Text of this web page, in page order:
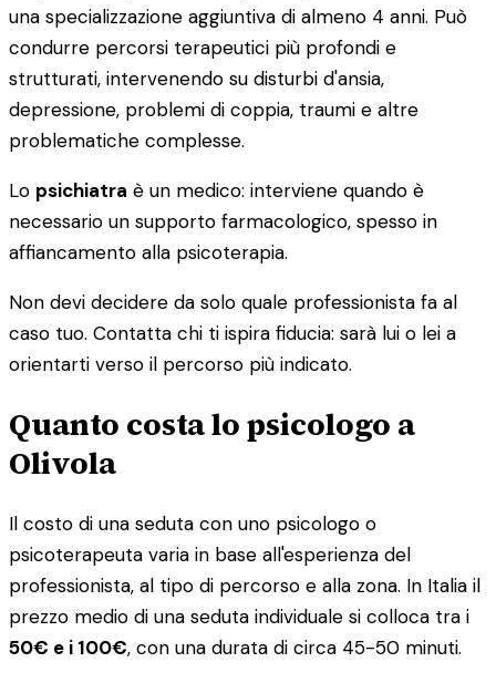
una specializzazione aggiuntiva di almeno 4 anni. Può
condurre percorsi terapeutici più profondi e
strutturati, intervenendo su disturbi d'ansia,
depressione, problemi di coppia, traumi e altre
problematiche complesse.
Lo psichiatra è un medico: interviene quando è
necessario un supporto farmacologico, spesso in
affiancamento alla psicoterapia.
Non devi decidere da solo quale professionista fa al
caso tuo. Contatta chi ti ispira fiducia: sarà lui o lei a
orientarti verso il percorso più indicato.
Quanto costa lo psicologo a
Olivola
Il costo di una seduta con uno psicologo o
psicoterapeuta varia in base all'esperienza del
professionista, al tipo di percorso e alla zona. In Italia il
prezzo medio di una seduta individuale si colloca tra i
50€ e i 100€, con una durata di circa 45-50 minuti.